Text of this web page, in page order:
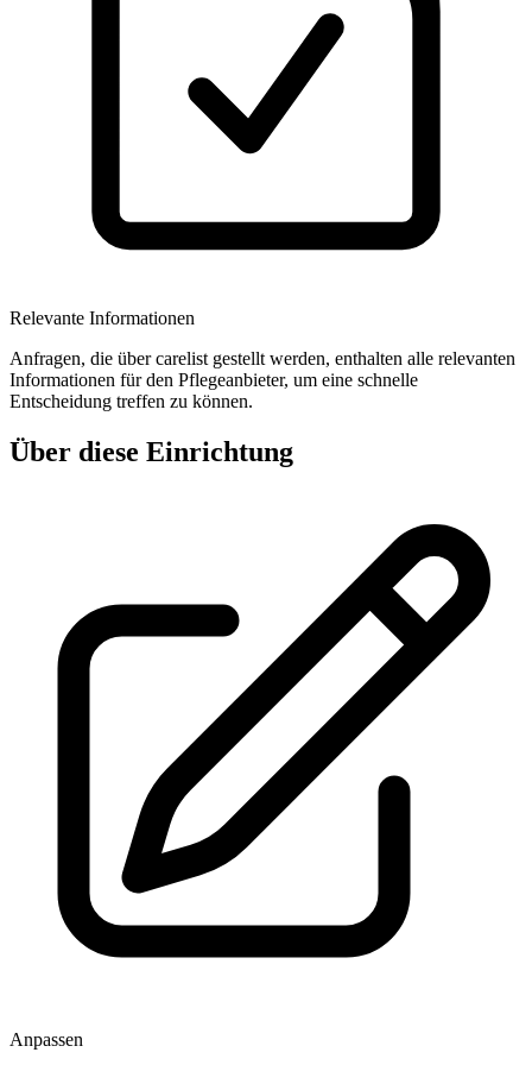
Relevante Informationen
Anfragen, die über carelist gestellt werden, enthalten alle relevanten
Informationen für den Pflegeanbieter, um eine schnelle
Entscheidung treffen zu können.
Über diese Einrichtung
Anpassen